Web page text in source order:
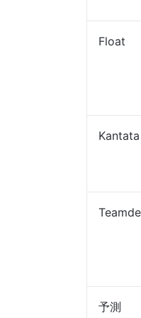
Float
Kantata
予測